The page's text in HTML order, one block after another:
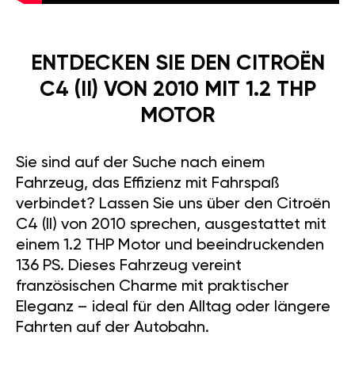
ENTDECKEN SIE DEN CITROËN
C4 (II) VON 2010 MIT 1.2 THP
MOTOR
Sie sind auf der Suche nach einem
Fahrzeug, das Effizienz mit Fahrspaß
verbindet? Lassen Sie uns über den Citroën
C4 (II) von 2010 sprechen, ausgestattet mit
einem 1.2 THP Motor und beeindruckenden
136 PS. Dieses Fahrzeug vereint
französischen Charme mit praktischer
Eleganz – ideal für den Alltag oder längere
Fahrten auf der Autobahn.